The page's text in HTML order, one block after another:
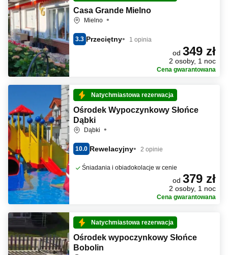
Casa Grande Mielno
Mielno
3.3 Przeciętny 1 opinia
od 349 zł
2 osoby, 1 noc
Cena gwarantowana
Natychmiastowa rezerwacja
Ośrodek Wypoczynkowy Słońce
Dąbki
Dąbki
10.0 Rewelacyjny 2 opinie
Śniadania i obiadokolacje w cenie
od 379 zł
2 osoby, 1 noc
Cena gwarantowana
Natychmiastowa rezerwacja
Ośrodek wypoczynkowy Słońce
Bobolin